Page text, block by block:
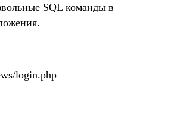
SQL команды в
login.php